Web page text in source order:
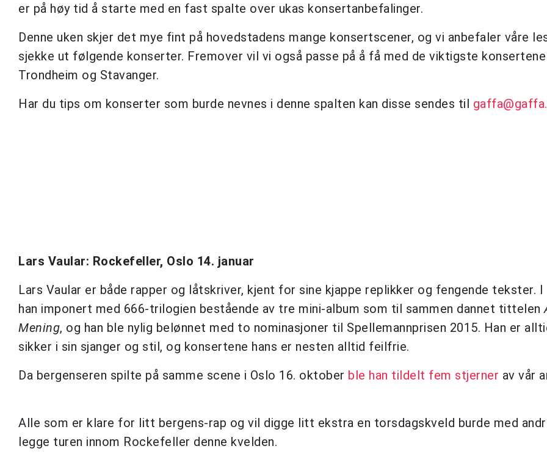
er på høy tid å starte med en fast spalte over ukas konsertanbefalinger.
Denne uken skjer det mye fint på hovedstadens mange konsertscener, og vi anbefaler våre
sjekke ut følgende konserter. Fremover vil vi også passe på å få med de viktigste
Trondheim og Stavanger.
Har du tips om konserter som burde nevnes i denne spalten kan disse sendes til
Lars Vaular: Rockefeller, Oslo 14. januar
Lars Vaular er både rapper og låtskriver, kjent for sine kjappe replikker og fengende tekster. I
han imponert med 666-trilogien bestående av tre mini-album som til sammen dannet tittelen
Mening, og han ble nylig belønnet med to nominasjoner til Spellemannprisen 2015. Han er
sikker i sin sjanger og stil, og konsertene hans er nesten alltid feilfrie.
Da bergenseren spilte på samme scene i Oslo 16. oktober ble han tildelt fem stjerner av vår
Alle som er klare for litt bergens-rap og vil digge litt ekstra en torsdagskveld burde med
legge turen innom Rockefeller denne kvelden.